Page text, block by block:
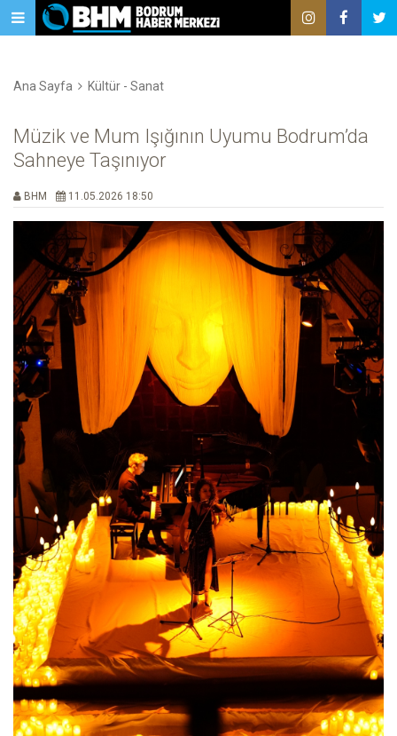
Ana Sayfa Kültür - Sanat
Müzik ve Mum Işığının Uyumu Bodrum’da
Sahneye Taşınıyor
BHM 11.05.2026 18:50